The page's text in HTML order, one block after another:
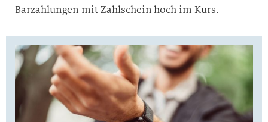
Barzahlungen mit Zahlschein hoch im Kurs.